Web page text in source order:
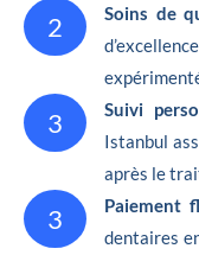
2 Soins de
3 Suivi
Istanbul
après le
3 Paiement
dentaires